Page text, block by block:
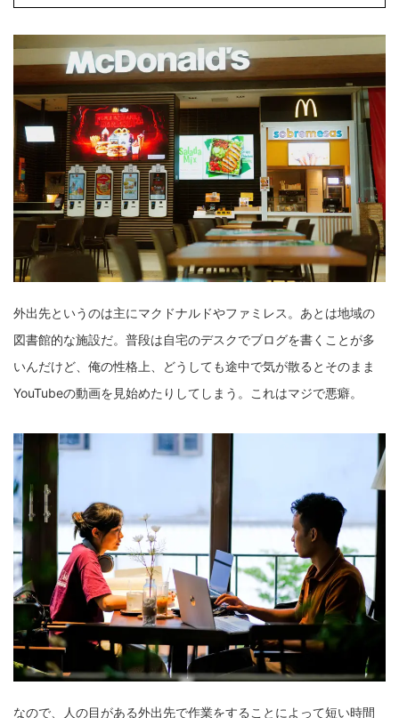
外出先というのは主にマクドナルドやファミレス。あとは地域の
図書館的な施設だ。普段は自宅のデスクでブログを書くことが多
いんだけど、俺の性格上、どうしても途中で気が散るとそのまま
YouTubeの動画を見始めたりしてしまう。これはマジで悪癖。
なので、人の目がある外出先で作業をすることによって短い時間